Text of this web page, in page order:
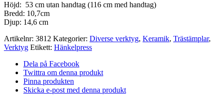
Höjd: 53 cm utan handtag (116 cm med handtag)
Bredd: 10,7cm
Djup: 14,6 cm
Artikelnr: 3812 Kategorier: Diverse verktyg, Keramik, Trästämplar,
Verktyg Etikett: Hänkelpress
Dela på Facebook
Twittra om denna produkt
Pinna produkten
Skicka e-post med denna produkt